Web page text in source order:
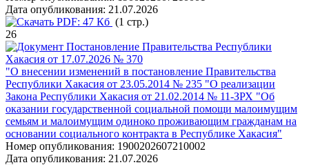
Дата опубликования: 21.07.2026
PDF: 47 Кб (1 стр.)
26
Постановление Правительства Республики
Хакасия от 17.07.2026 № 370
"О внесении изменений в постановление Правительства
Республики Хакасия от 23.05.2014 № 235 "О реализации
Закона Республики Хакасия от 21.02.2014 № 11-ЗРХ "Об
оказании государственной социальной помощи малоимущим
семьям и малоимущим одиноко проживающим гражданам на
основании социального контракта в Республике Хакасия"
Номер опубликования: 1900202607210002
Дата опубликования: 21.07.2026